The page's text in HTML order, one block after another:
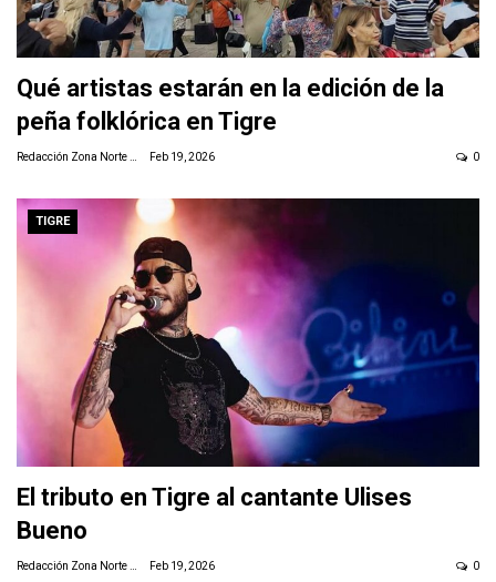
Qué artistas estarán en la edición de la
peña folklórica en Tigre
Feb 19, 2026 0
TIGRE
El tributo en Tigre al cantante Ulises
Bueno
Redacción Zona Norte Daily Feb 19, 2026 0